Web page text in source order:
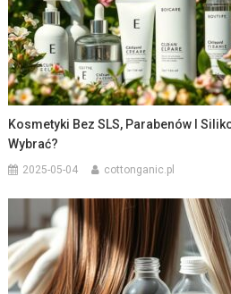
Kosmetyki Bez SLS, Parabenów I
Wybrać?
2025-05-04 cottonganic.pl